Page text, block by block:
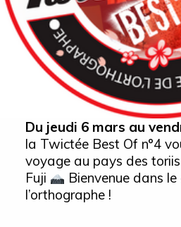
Du jeudi 6 mars au
la Twictée Best Of n°4
voyage au pays des toriis
Fuji
Bienvenue dans
l’orthographe !